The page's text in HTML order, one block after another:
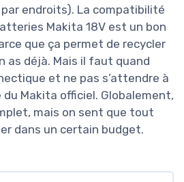
endroits). La compatibilité
Makita 18V est un bon
que ça permet de recycler
as déjà. Mais il faut quand
et ne pas s’attendre à
Makita officiel. Globalement,
mais on sent que tout
dans un certain budget.